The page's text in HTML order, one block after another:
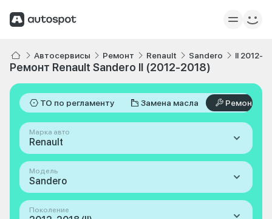
Автосервисы Ремонт Renault Sandero II 2012-
Ремонт Renault Sandero II (2012-2018)
ТО по регламенту Замена масла Ремонт
Марка авто
Renault
Модель
Sandero
Поколение